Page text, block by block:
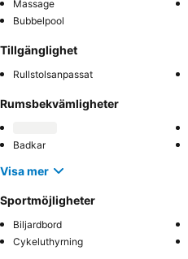
Massage
Bubbelpool
Tillgänglighet
Rullstolsanpassat
Rumsbekvämligheter
Badkar
Visa mer
Sportmöjligheter
Biljardbord
Cykeluthyrning